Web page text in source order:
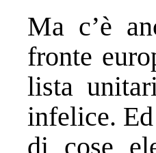
Ma c’è
fronte
lista
infelice.
di cose